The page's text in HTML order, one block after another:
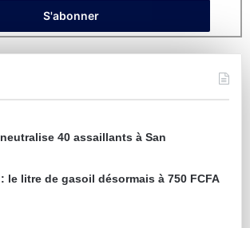
neutralise 40 assaillants à San
le litre de gasoil désormais à 750 FCFA